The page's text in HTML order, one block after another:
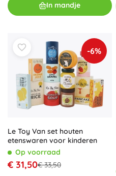
In mandje
-6%
Le Toy Van set houten
etenswaren voor kinderen
Op voorraad
€ 31,50€ 33,50